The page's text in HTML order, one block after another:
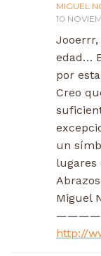
MIGUEL
10
edad…
por
Creo
un
lugares
Miguel
————
http://